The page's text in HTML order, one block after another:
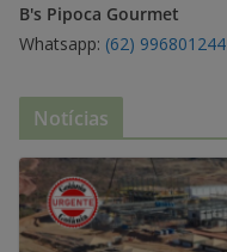
B's Pipoca Gourmet
Whatsapp: (62) 996801244
Notícias